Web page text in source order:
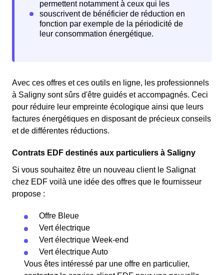
Avec ces offres et ces outils en ligne, les professionnels
à Saligny sont sûrs d'être guidés et accompagnés. Ceci
pour réduire leur empreinte écologique ainsi que leurs
factures énergétiques en disposant de précieux conseils
et de différentes réductions.
Contrats EDF destinés aux particuliers à Saligny
Si vous souhaitez être un nouveau client le Salignat
chez EDF voilà une idée des offres que le fournisseur
propose :
Offre Bleue
Vert électrique
Vert électrique Week-end
Vert électrique Auto
Vous êtes intéressé par une offre en particulier,